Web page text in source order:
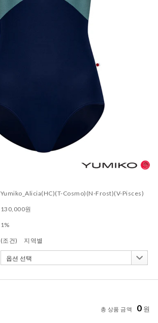
Yumiko_Alicia(HC)(T-Cosmo)(N-Frost)(V-Pisces)
130,000원
1%
(조건) 지역별
총 상품 금액 0 원